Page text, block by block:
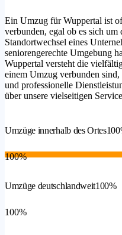
Ein Umzug für Wuppertal ist
verbunden, egal ob es sich
Standortwechsel eines
seniorengerechte Umgebung
Wuppertal versteht die
einem Umzug verbunden
und professionelle
über unsere vielseitigen
Umzüge innerhalb des Ortes
100%
Umzüge deutschlandweit100%
100%